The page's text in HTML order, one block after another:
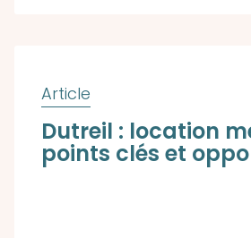
Dutreil : location
points clés et